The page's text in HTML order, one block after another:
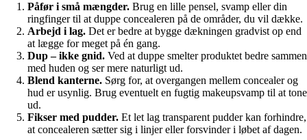
Påfør i små mængder. Brug en lille pensel, svamp eller din
ringfinger til at duppe concealeren på de områder, du vil dække.
Arbejd i lag. Det er bedre at bygge dækningen gradvist op end
at lægge for meget på én gang.
Dup – ikke gnid. Ved at duppe smelter produktet bedre sammen
med huden og ser mere naturligt ud.
Blend kanterne. Sørg for, at overgangen mellem concealer og
hud er usynlig. Brug eventuelt en fugtig makeupsvamp til at tone
ud.
Fikser med pudder. Et let lag transparent pudder kan forhindre,
at concealeren sætter sig i linjer eller forsvinder i løbet af dagen.